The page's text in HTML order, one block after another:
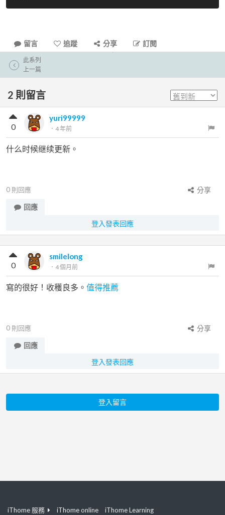
留言 追蹤 分享 訂閱
此系列
上一篇
2 則留言
yuri99999
． 4 年前
0
什么时候继续更新。
0 則回應
分享
回應
登入發表回應
smilelong
． 4 個月前
0
寫的很好！收穫良多。 值得推薦
0 則回應
分享
回應
登入發表回應
登入留言
iThome 服務 iThome online iThome Learning